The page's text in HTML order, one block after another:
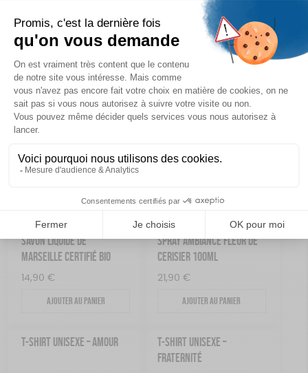
Ajouter au panier
ORANGETTES AU SUCRE
16,00 €
Ajouter au panier
PÂTE À TARTINER PISTACHE
16,00
Ajouter au panier
Ajouter au panier
CHATS
Ajouter au panier
SAVON LIQUIDE DE
MARSEILLE CERTIFIÉ BIO
14,90 €
Ajouter au panier
SPRAY AMBIANCE FLEUR DE
CERISIER 100ML
21,90 €
Ajouter au panier
T-SHIRT UNISEXE – AMOUR
T-SHIRT UNISEXE –
FRATERNITÉ